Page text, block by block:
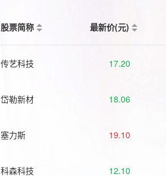
股票简称 最新价(元)
传艺科技 17.20
岱勒新材 18.06
塞力斯 19.10
科森科技 12.10